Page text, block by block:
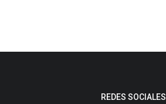
REDES SOCIALES